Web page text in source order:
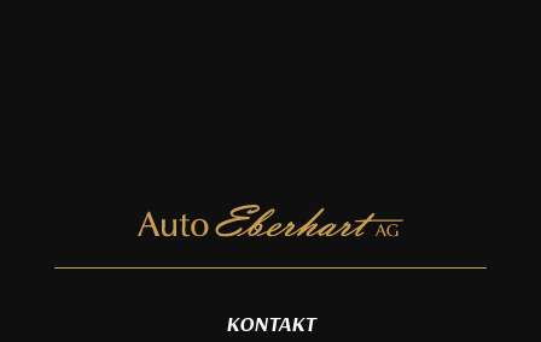
KONTAKT